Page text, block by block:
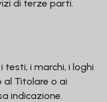
di terze parti.
testi, i marchi, i loghi
Titolare o ai
indicazione.